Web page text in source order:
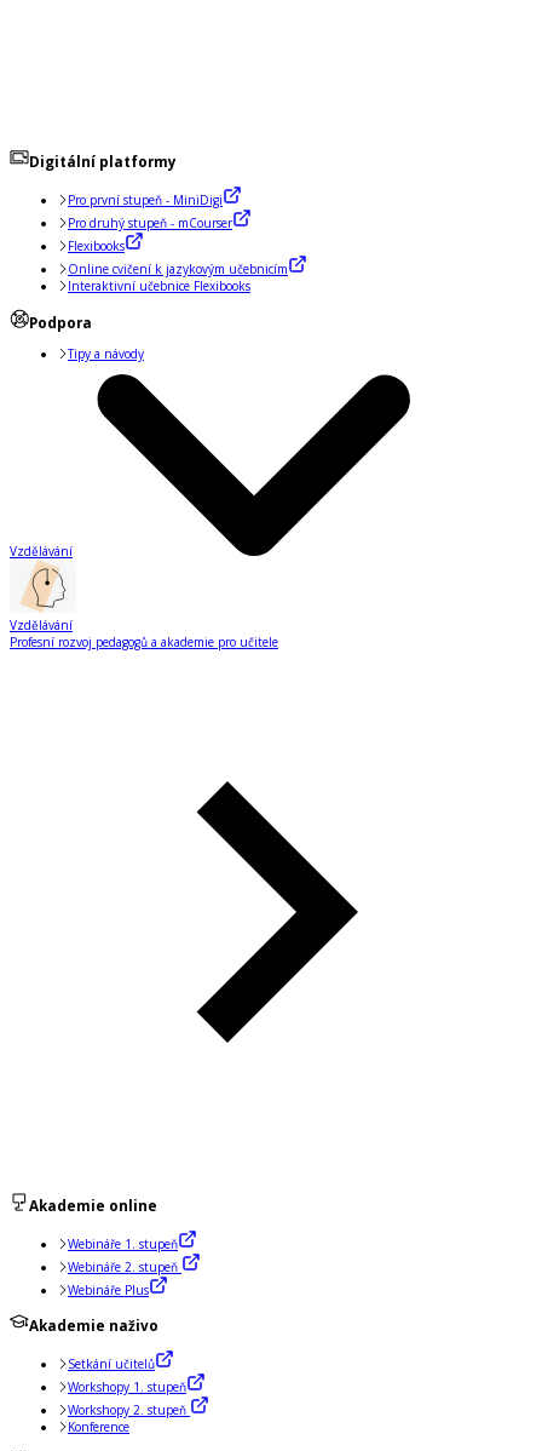
Digitální platformy
Pro první stupeň - MiniDigi
Pro druhý stupeň - mCourser
Flexibooks
Online cvičení k jazykovým učebnicím
Interaktivní učebnice Flexibooks
Podpora
Tipy a návody
Vzdělávání
Vzdělávání
Profesní rozvoj pedagogů a akademie pro učitele
Akademie online
Webináře 1. stupeň
Webináře 2. stupeň
Webináře Plus
Akademie naživo
Setkání učitelů
Workshopy 1. stupeň
Workshopy 2. stupeň
Konference